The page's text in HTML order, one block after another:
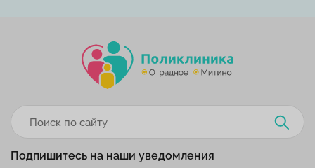
Подпишитесь на наши уведомления